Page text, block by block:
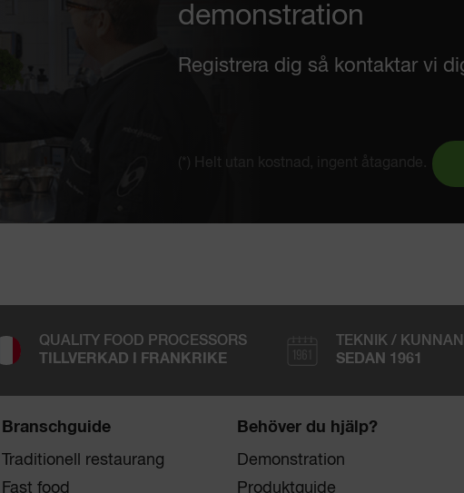
demonstration
Registrera dig så kontaktar vi
(*) Helt utan kostnad, ingent åtagande.
QUALITY FOOD PROCESSORS
TILLVERKAD I FRANKRIKE
TEKNIK /
SEDAN 1961
Branschguide
Traditionell restaurang
Fast food
Behöver du hjälp?
Demonstration
Produktguide